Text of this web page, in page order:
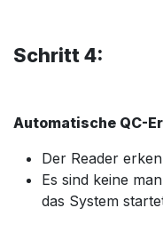
Schritt 4:
Automatische QC-
Der Reader
Es sind keine
das System